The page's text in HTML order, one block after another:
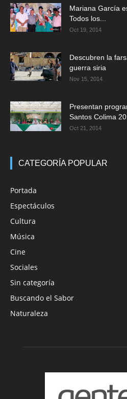
Mariana García
Todos los...
Oct 19, 2014
Descubren la
guerra siria
Nov 15, 2014
Presentan
Santos Colima
Oct 21, 2014
CATEGORÍA POPULAR
Portada
Espectáculos
Cultura
Música
Cine
Sociales
Sin categoría
Buscando el Sabor
Naturaleza